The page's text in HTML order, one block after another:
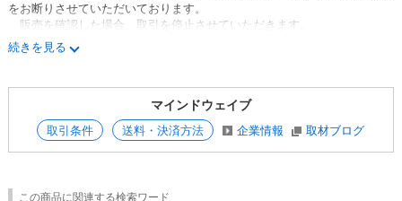
をお断りさせていただいております。
販売を確認した場合、取引を停止させていただきます。
■商品在庫について
る場合がございます。
■その他
・原則、購入者様都合による返品(注文ミスなど)をお断りしております。
・商品画像の使用(転載)は不可とさせていただいております。
続きを見る
マインドウェイブ
取引条件 送料・決済方法 企業情報 取材ブログ
この商品に関連する検索ワード